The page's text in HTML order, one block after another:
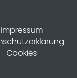
Impressum
Cookies